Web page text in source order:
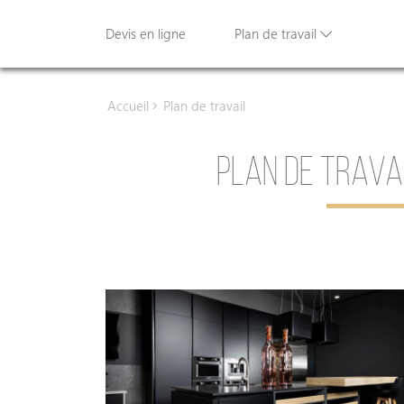
Devis en ligne Plan de travail
Accueil Plan de travail
PLAN DE